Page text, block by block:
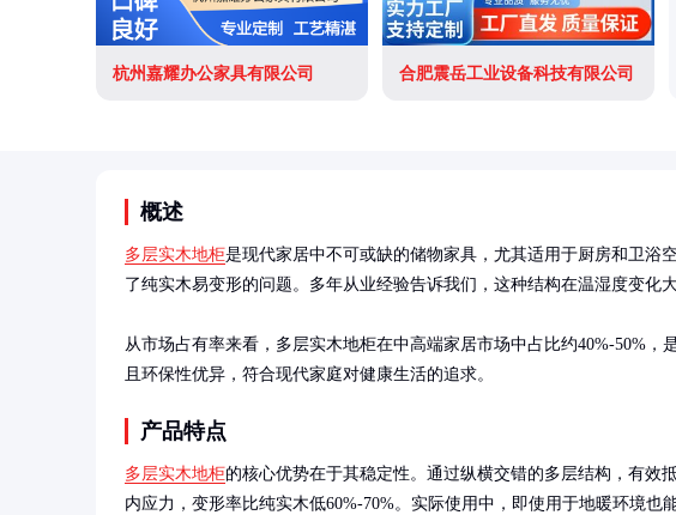
杭州嘉耀办公家具有限公司 合肥震岳工业设备科技有限公司
概述
多层实木地柜是现代家居中不可或缺的储物家具，尤其适用于厨房和卫浴
了纯实木易变形的问题。多年从业经验告诉我们，这种结构在温湿度变化
从市场占有率来看，多层实木地柜在中高端家居市场中占比约40%-50%
且环保性优异，符合现代家庭对健康生活的追求。
产品特点
多层实木地柜的核心优势在于其稳定性。通过纵横交错的多层结构，有效
内应力，变形率比纯实木低60%-70%。实际使用中，即使用于地暖环境也